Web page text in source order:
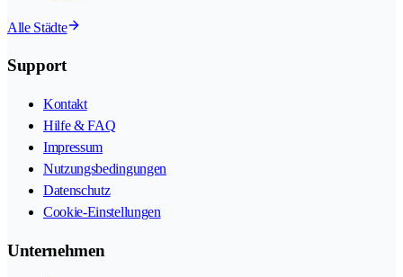
Alle Städte
Support
Kontakt
Hilfe & FAQ
Impressum
Nutzungsbedingungen
Datenschutz
Cookie-Einstellungen
Unternehmen